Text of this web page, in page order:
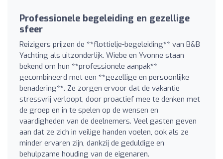
Professionele begeleiding en gezellige
sfeer
Reizigers prijzen de **flottielje-begeleiding** van B&B
Yachting als uitzonderlijk. Wiebe en Yvonne staan
bekend om hun **professionele aanpak**
gecombineerd met een **gezellige en persoonlijke
benadering**. Ze zorgen ervoor dat de vakantie
stressvrij verloopt, door proactief mee te denken met
de groep en in te spelen op de wensen en
vaardigheden van de deelnemers. Veel gasten geven
aan dat ze zich in veilige handen voelen, ook als ze
minder ervaren zijn, dankzij de geduldige en
behulpzame houding van de eigenaren.